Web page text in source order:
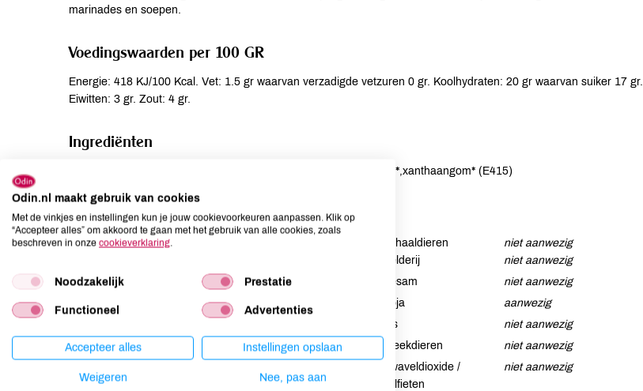
marinades en soepen.
Voedingswaarden per 100 GR
Energie: 418 KJ/100 Kcal. Vet: 1.5 gr waarvan verzadigde vetzuren 0 gr. Koolhydraten: 20 gr waarvan suiker 17 gr.
Eiwitten: 3 gr. Zout: 4 gr.
Ingrediënten
rode peper*, water, rietsuiker*, zout, gefermenteerde SOJAbonen*,xanthaangom* (E415)
Allergenen
Aardnoten
Gluten
niet aanwezig
Lactose
niet aanwezig
Mosterd
niet aanwezig
Noten
Schaaldieren
niet aanwezig
Selderij
niet aanwezig
Sesam
niet aanwezig
Soja
aanwezig
Vis
niet aanwezig
Weekdieren
niet aanwezig
Zwaveldioxide /
sulfieten
niet aanwezig
Odin.nl maakt gebruik van cookies
Met de vinkjes en instellingen kun je jouw cookievoorkeuren aanpassen. Klik op
“Accepteer alles” om akkoord te gaan met het gebruik van alle cookies, zoals
beschreven in onze cookieverklaring.
Noodzakelijk Prestatie
Functioneel Advertenties
Accepteer alles Instellingen opslaan
Weigeren Nee, pas aan